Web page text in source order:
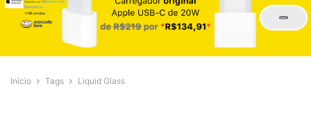
Início Tags Liquid Glass